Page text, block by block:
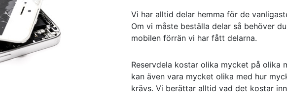
Vi har alltid delar hemma för de
Om vi måste beställa delar så behöver
mobilen förrän vi har fått delarna.
Reservdela kostar olika mycket på olika
kan även vara mycket olika med hur
krävs. Vi berättar alltid vad det kostar